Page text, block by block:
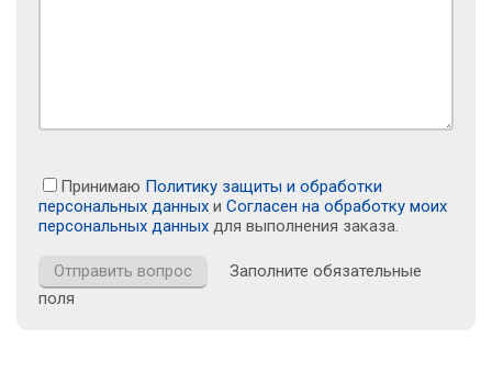
Принимаю Политику защиты и обработки
персональных данных и Согласен на обработку моих
персональных данных для выполнения заказа.
Заполните обязательные
поля